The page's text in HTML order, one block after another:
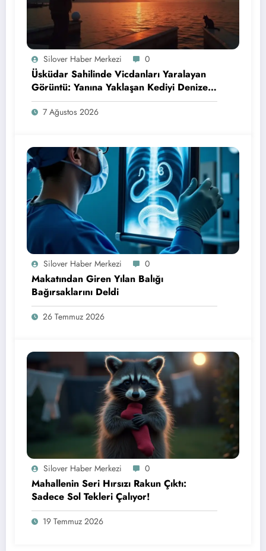
Silover Haber Merkezi 0
Üsküdar Sahilinde Vicdanları Yaralayan
Görüntü: Yanına Yaklaşan Kediyi Denize
Attı!
7 Ağustos 2026
Silover Haber Merkezi 0
Makatından Giren Yılan Balığı
Bağırsaklarını Deldi
26 Temmuz 2026
Silover Haber Merkezi 0
Mahallenin Seri Hırsızı Rakun Çıktı:
Sadece Sol Tekleri Çalıyor!
19 Temmuz 2026